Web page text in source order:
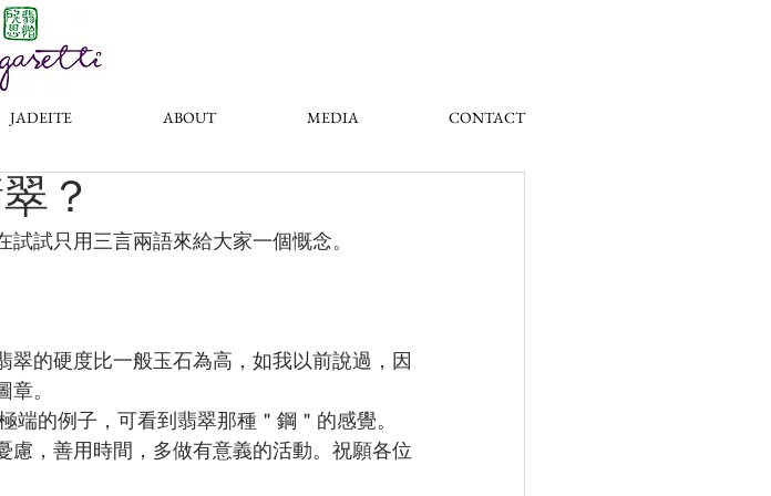
JADEITE ABOUT MEDIA CONTACT
？
試只用三言兩語來給大家一個慨念。
的硬度比一般玉石為高，如我以前說過，因
。
的例子，可看到翡翠那種＂鋼＂的感覺。
，善用時間，多做有意義的活動。祝願各位